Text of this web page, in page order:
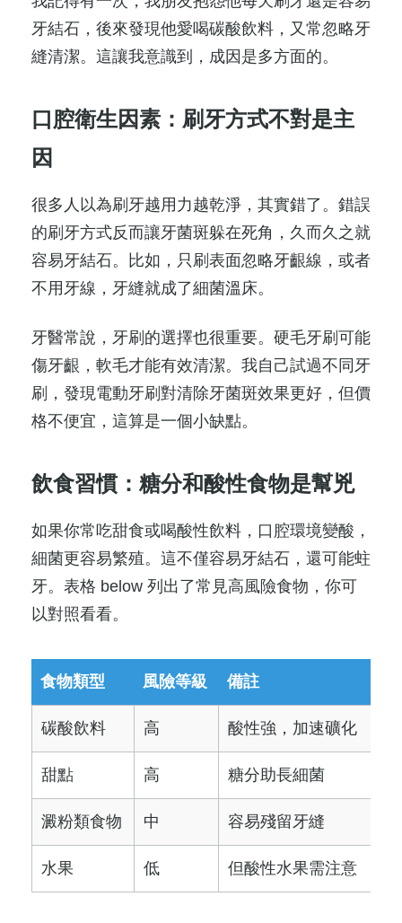
牙結石，後來發現他愛喝碳酸飲料，又常忽略牙
縫清潔。這讓我意識到，成因是多方面的。
口腔衛生因素：刷牙方式不對是主
因
很多人以為刷牙越用力越乾淨，其實錯了。錯誤
的刷牙方式反而讓牙菌斑躲在死角，久而久之就
容易牙結石。比如，只刷表面忽略牙齦線，或者
不用牙線，牙縫就成了細菌溫床。
牙醫常說，牙刷的選擇也很重要。硬毛牙刷可能
傷牙齦，軟毛才能有效清潔。我自己試過不同牙
刷，發現電動牙刷對清除牙菌斑效果更好，但價
格不便宜，這算是一個小缺點。
飲食習慣：糖分和酸性食物是幫兇
如果你常吃甜食或喝酸性飲料，口腔環境變酸，
細菌更容易繁殖。這不僅容易牙結石，還可能蛀
牙。表格 below 列出了常見高風險食物，你可
以對照看看。
食物類型 風險等級 備註
碳酸飲料 高 酸性強，加速礦化
甜點 高 糖分助長細菌
澱粉類食物 中 容易殘留牙縫
水果 低 但酸性水果需注意